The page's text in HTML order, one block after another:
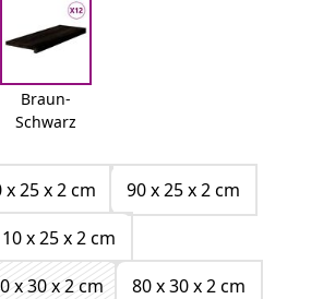
Braun-
Schwarz
x 25 x 2 cm
90 x 25 x 2 cm
x 25 x 2 cm
x 30 x 2 cm
80 x 30 x 2 cm